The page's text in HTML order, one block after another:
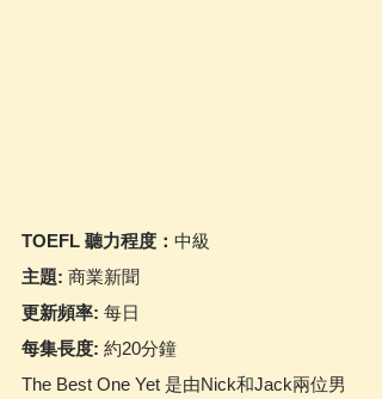
TOEFL 聽力程度： 中級
主題: 商業新聞
更新頻率: 每日
每集長度: 約20分鐘
The Best One Yet 是由Nick和Jack兩位男